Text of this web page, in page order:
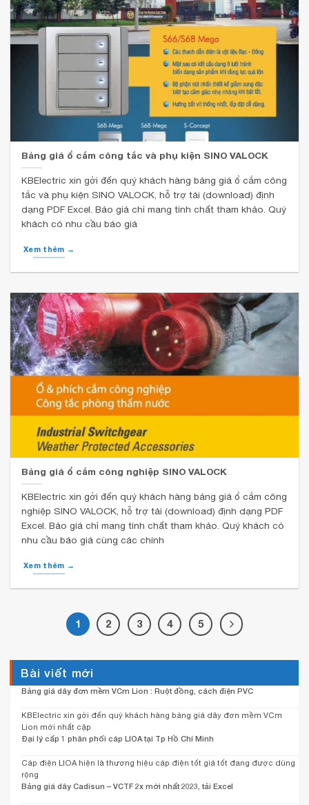
Bảng giá ổ cắm công tắc và phụ kiện SINO VALOCK
KBElectric xin gởi đến quý khách hàng bảng giá ổ cắm công
tắc và phụ kiện SINO VALOCK, hỗ trợ tải (download) định
dạng PDF Excel. Báo giá chỉ mang tính chất tham khảo. Quý
khách có nhu cầu báo giá
Xem thêm →
Bảng giá ổ cắm công nghiệp SINO VALOCK
KBElectric xin gởi đến quý khách hàng bảng giá ổ cắm công
nghiệp SINO VALOCK, hỗ trợ tải (download) định dạng PDF
Excel. Báo giá chỉ mang tính chất tham khảo. Quý khách có
nhu cầu báo giá cùng các chính
Xem thêm →
1 2 3 4 5
Bài viết mới
Bảng giá dây đơn mềm VCm Lion : Ruột đồng, cách điện PVC
KBElectric xin gởi đến quý khách hàng bảng giá dây đơn mềm VCm
Lion mới nhất cập
Đại lý cấp 1 phân phối cáp LIOA tại Tp Hồ Chí Minh
Cáp điện LIOA hiện là thương hiệu cáp điện tốt giá tốt đang được dùng
rộng
Bảng giá dây Cadisun – VCTF 2x mới nhất 2023, tải Excel